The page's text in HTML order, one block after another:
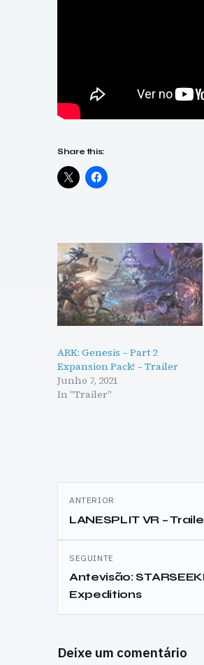
Share this:
ARK: Genesis – Part 2
Expansion Pack! – Trailer
Junho 7, 2021
In "Trailer"
Navegação
de
artigos
ANTERIOR
LANESPLIT VR –
SEGUINTE
Antevisão:
Expeditions
Deixe um comentário